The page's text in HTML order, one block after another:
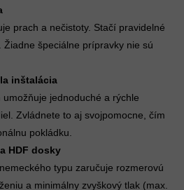
prach a nečistoty. Stačí pravidelné
špeciálne prípravky nie sú
inštalácia
jednoduché a rýchle
Zvládnete to aj svojpomocne, čím
pokládku.
HDF dosky
typu zaručuje rozmerovú
a minimálny zvyškový tlak (max.